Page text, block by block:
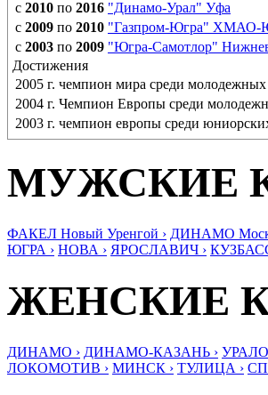
с 2010 по 2016 "Динамо-Урал" Уфа
с 2009 по 2010 "Газпром-Югра" ХМАО-
с 2003 по 2009 "Югра-Самотлор"
Достижения
2005 г. чемпион мира среди
2004 г. Чемпион Европы среди
2003 г. чемпион европы среди
МУЖСКИЕ
ФАКЕЛ Новый Уренгой › ДИНАМО
ЮГРА › НОВА › ЯРОСЛАВИЧ ›
ЖЕНСКИЕ
ДИНАМО › ДИНАМО-КАЗАНЬ ›
ЛОКОМОТИВ › МИНСК › ТУЛИЦА ›